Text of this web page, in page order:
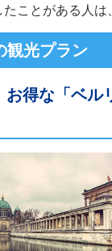
ことがある人は
観光プラン
お得な「ベ